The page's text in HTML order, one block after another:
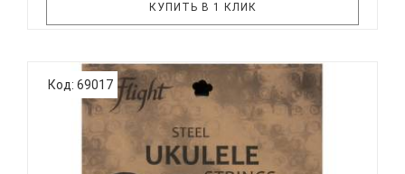
КУПИТЬ В 1 КЛИК
Компания Flight постоянно расширяет
ассортимент доступных аксессуаров для укулеле.
Представляем вам новинку 2020 года - струны для
укулеле размера тенор FLIGHT FUST-100. Часто
упускаются из виду, что струны оказывают
огромное влияние на звучание уку..
Код: 69017